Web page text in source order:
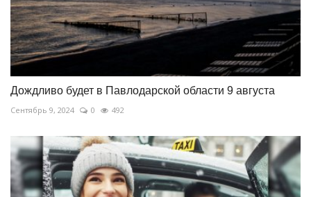
Дождливо будет в Павлодарской области 9 августа
Сентябрь 9, 2024 0 492